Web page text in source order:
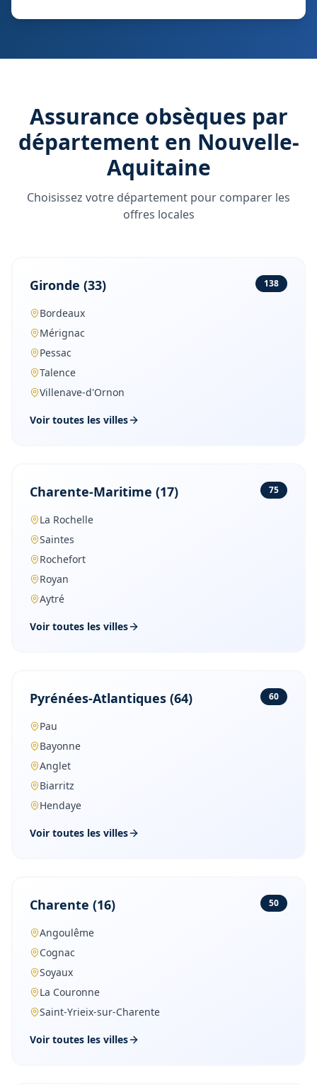
Assurance obsèques par
département en Nouvelle-
Aquitaine
Choisissez votre département pour comparer les
offres locales
Gironde (33) 138
Bordeaux
Mérignac
Pessac
Talence
Villenave-d'Ornon
Voir toutes les villes
Charente-Maritime (17) 75
La Rochelle
Saintes
Rochefort
Royan
Aytré
Voir toutes les villes
Pyrénées-Atlantiques (64) 60
Pau
Bayonne
Anglet
Biarritz
Hendaye
Voir toutes les villes
Charente (16) 50
Angoulême
Cognac
Soyaux
La Couronne
Saint-Yrieix-sur-Charente
Voir toutes les villes